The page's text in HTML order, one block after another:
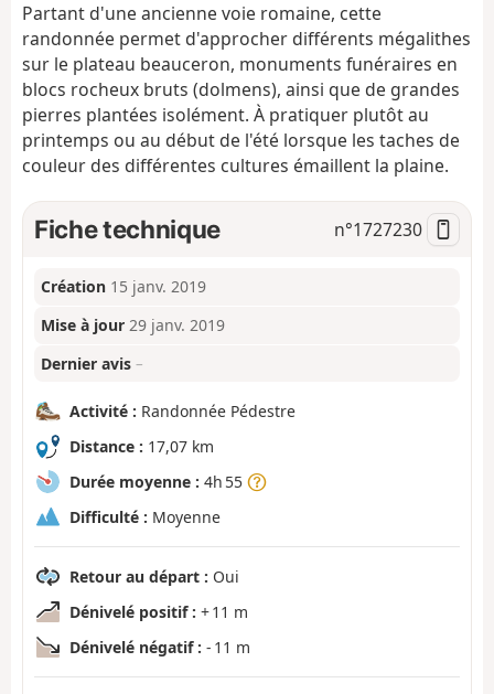
g
t
i
n
Partant d'une ancienne voie romaine, cette
randonnée permet d'approcher différents mégalithes
sur le plateau beauceron, monuments funéraires en
blocs rocheux bruts (dolmens), ainsi que de grandes
pierres plantées isolément. À pratiquer plutôt au
printemps ou au début de l'été lorsque les taches de
couleur des différentes cultures émaillent la plaine.
Fiche technique n°1727230
Création 15 janv. 2019
Mise à jour 29 janv. 2019
Dernier avis –
Activité : Randonnée Pédestre
Distance : 17,07 km
Durée moyenne : 4h 55
Difficulté : Moyenne
Retour au départ : Oui
Dénivelé positif : + 11 m
Dénivelé négatif : - 11 m